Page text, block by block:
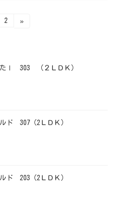
固
2 »
たⅠ 303 （２ＬＤＫ）
ド 307（2ＬＤＫ）
ド 203（2ＬＤＫ）